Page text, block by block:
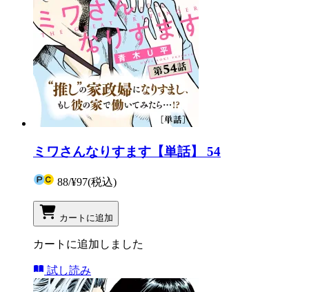
ミワさんなりすます【単話】 54
88/¥97(税込)
カートに追加
カートに追加しました
試し読み